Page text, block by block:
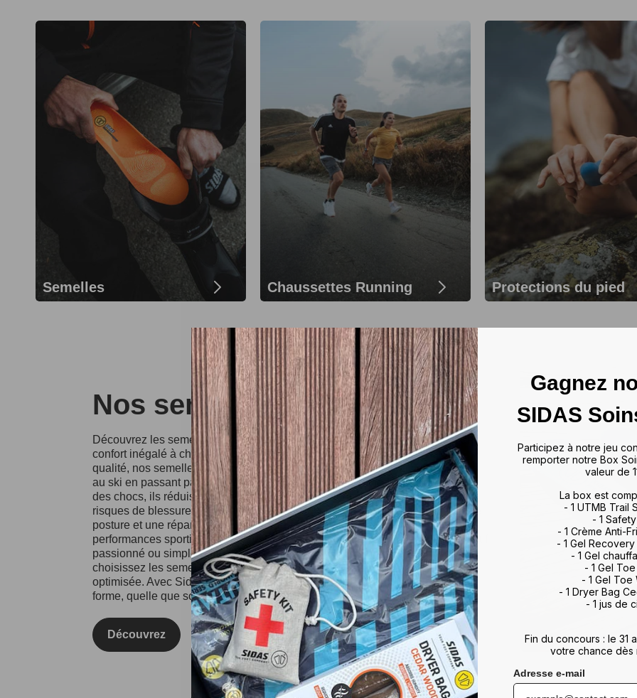
Semelles Chaussettes Running Protections du pied
Nos semelles Sidas
Découvrez les semelles Sidas, conçues pour offrir un maintien optimal et un
confort inégalé à chaque pas. Fabriquées à partir de matériaux de haute
qualité, nos semelles conviennent à divers sports et activités, allant du tennis
au ski en passant par la course à pied. Grâce à leur technologie d'absorption
des chocs, ils réduisent l'impact sur vos articulations, minimisant ainsi les
risques de blessures. Les semelles Sidas favorisent également une meilleure
posture et une répartition équilibrée du poids, améliorant ainsi vos
performances sportives et votre confort au quotidien. Que vous soyez un sportif
passionné ou simplement à la recherche d'un meilleur maintien du pied,
choisissez les semelles Sidas pour une expérience de marche et de sport
optimisée. Avec Sidas, prenez soin de vos pieds et restez au top de votre
forme, quelle que soit l'activité !
Découvrez
Gagnez
SIDAS
Participez à notre jeu
remporter notre Box
valeur de
La box est
- 1 UTMB Trail
- 1
- 1 Crème Anti-
- 1 Gel
- 1 Gel
- 1 Gel
- 1 Gel Toe
- 1 Dryer Bag
- 1 jus de
Fin du concours : le 31
votre chance dès
Adresse e-mail